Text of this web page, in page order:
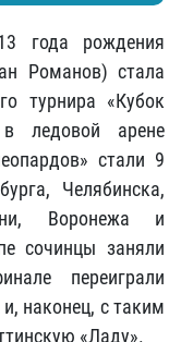
года рождения
Романов) стала
турнира «Кубок
в ледовой арене
стали 9
Челябинска,
Воронежа и
сочинцы заняли
переиграли
наконец, с таким
«Ладу».